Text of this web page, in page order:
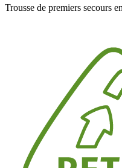
Trousse de premiers secours